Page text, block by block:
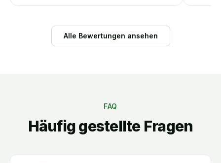
Alle Bewertungen ansehen
FAQ
Häufig gestellte Fragen